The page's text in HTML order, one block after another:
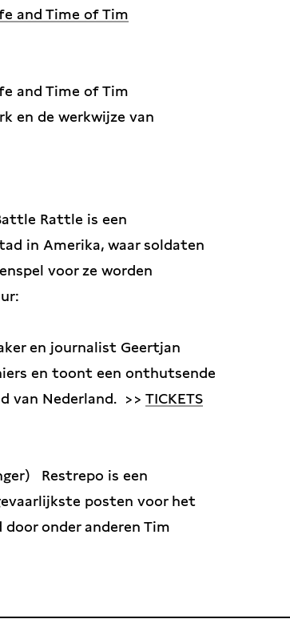
and Time of Tim
and Time of Tim
en de werkwijze van
Rattle is een
in Amerika, waar soldaten
voor ze worden
en journalist Geertjan
en toont een onthutsende
van Nederland. >> TICKETS
Restrepo is een
posten voor het
onder anderen Tim